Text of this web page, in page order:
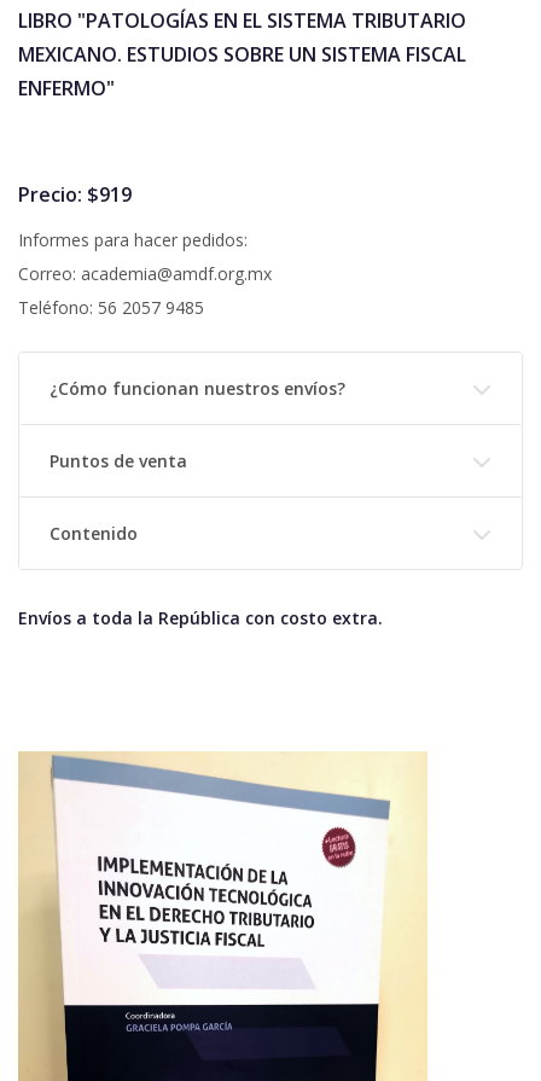
LIBRO "PATOLOGÍAS EN EL SISTEMA TRIBUTARIO
MEXICANO. ESTUDIOS SOBRE UN SISTEMA FISCAL
ENFERMO"
Precio: $919
Informes para hacer pedidos:
Correo: academia@amdf.org.mx
Teléfono: 56 2057 9485
¿Cómo funcionan nuestros envíos?
Puntos de venta
Contenido
Envíos a toda la República con costo extra.